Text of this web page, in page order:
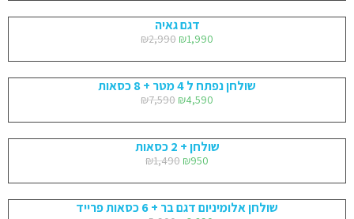
דגם גאיה
₪2,990 ₪1,990
שולחן נפתח ל 4 מטר + 8 כסאות
₪7,590 ₪4,590
שולחן + 2 כסאות
₪1,490 ₪950
שולחן אלומיניום דגם בר + 6 כסאות פרייד